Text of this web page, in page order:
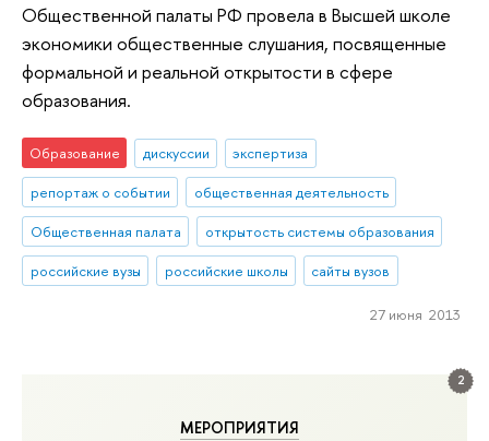
2
МЕРОПРИЯТИЯ
Общественной палаты РФ провела в Высшей школе
экономики общественные слушания, посвященные
формальной и реальной открытости в сфере
образования.
Образование дискуссии
экспертиза
репортаж о событии
общественная деятельность
Общественная палата
открытость системы образования
российские вузы
российские школы сайты вузов
27 июня 2013